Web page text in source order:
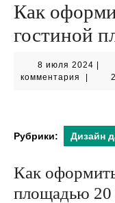
Как
гостиной
8 июля 2024 8
июля
комментария
Рубрики: Дизайн
Как
площадью 20